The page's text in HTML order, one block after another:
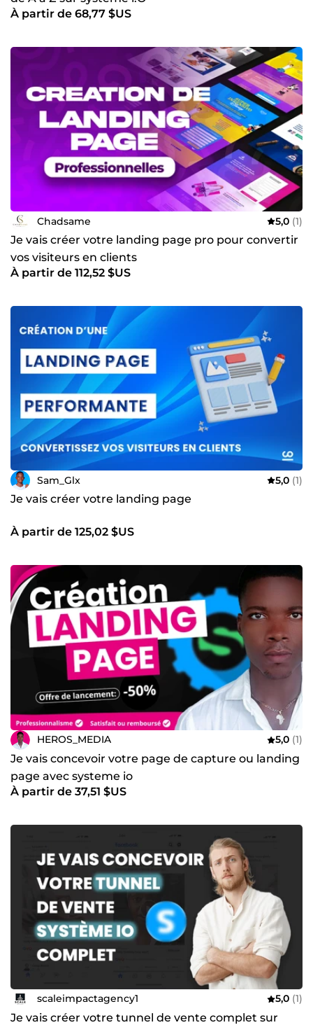
À partir de 68,77 $US
Chadsame 5,0 (1)
Je vais créer votre landing page pro pour convertir
vos visiteurs en clients
À partir de 112,52 $US
Sam_Glx 5,0 (1)
Je vais créer votre landing page
À partir de 125,02 $US
HEROS_MEDIA 5,0 (1)
Je vais concevoir votre page de capture ou landing
page avec systeme io
À partir de 37,51 $US
scaleimpactagency1 5,0 (1)
Je vais créer votre tunnel de vente complet sur